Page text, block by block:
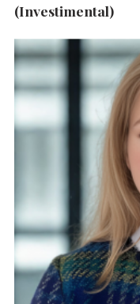
(Investimental)